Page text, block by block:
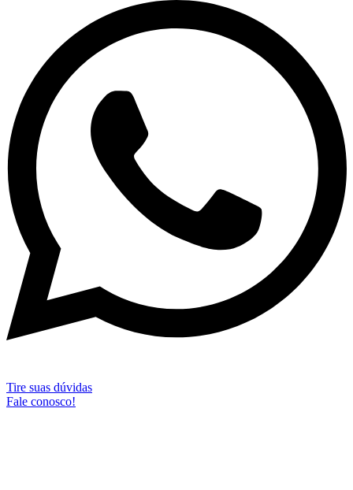
Tire suas dúvidas
Fale conosco!